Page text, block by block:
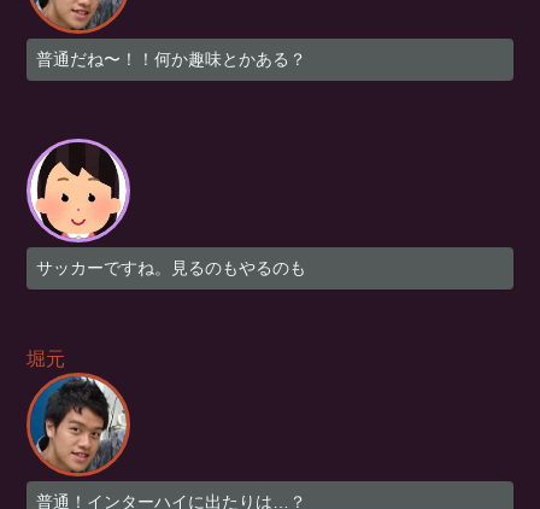
普通だね〜！！何か趣味とかある？
サッカーですね。見るのもやるのも
堀元
普通！インターハイに出たりは…？